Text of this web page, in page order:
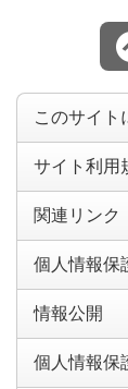
このサイト
サイト利用
関連リンク
個人情報保
情報公開
個人情報保